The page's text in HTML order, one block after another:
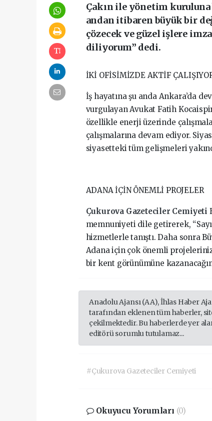
Çakın ile yönetim
andan itibaren büyük bir
çözecek ve güzel işlere
diliyorum” dedi.
İKİ OFİSİMİZDE AKTİF
İş hayatına şu anda Ankara’da
vurgulayan Avukat Fatih
özellikle enerji üzerinde
çalışmalarına devam ediyor.
siyasetteki tüm gelişmeleri
ADANA İÇİN ÖNEMLİ PROJELER
Çukurova Gazeteciler Cemiyeti
memnuniyeti dile getirerek,
hizmetlerle tanıştı. Daha sonra
Adana için çok önemli
bir kent görünümüne
Anadolu Ajansı (AA), İhlas Haber
tarafından eklenen tüm haberler,
çekilmektedir. Bu haberlerde yer
editörü sorumlu tutulamaz...
#Çukurova Gazeteciler Cemiyeti
Okuyucu Yorumları (0)